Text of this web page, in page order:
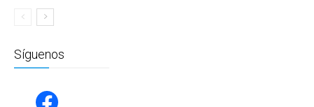
Síguenos